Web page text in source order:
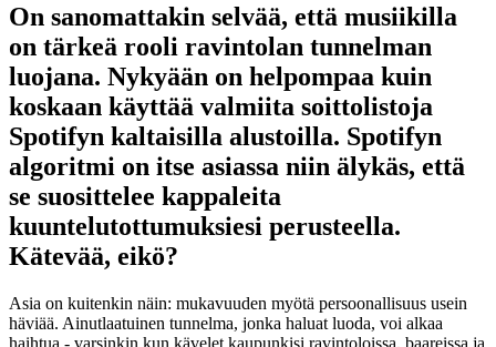
On sanomattakin selvää, että musiikilla
on tärkeä rooli ravintolan tunnelman
luojana. Nykyään on helpompaa kuin
koskaan käyttää valmiita soittolistoja
Spotifyn kaltaisilla alustoilla. Spotifyn
algoritmi on itse asiassa niin älykäs, että
se suosittelee kappaleita
kuuntelutottumuksiesi perusteella.
Kätevää, eikö?
Asia on kuitenkin näin: mukavuuden myötä persoonallisuus usein
häviää. Ainutlaatuinen tunnelma, jonka haluat luoda, voi alkaa
haihtua - varsinkin kun kävelet kaupunkisi ravintoloissa, baareissa ja